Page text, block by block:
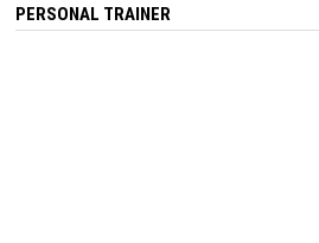
PERSONAL TRAINER